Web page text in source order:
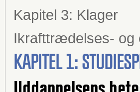
Kapitel 3: Klager
Ikrafttrædelses- og
KAPITEL 1: